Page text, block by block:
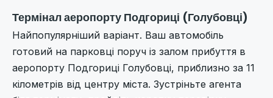
Термінал аеропорту Подгориці (Голубовці)
Найпопулярніший варіант. Ваш автомобіль
готовий на парковці поруч із залом прибуття в
аеропорту Подгориці Голубовці, приблизно за 11
кілометрів від центру міста. Зустріньте агента